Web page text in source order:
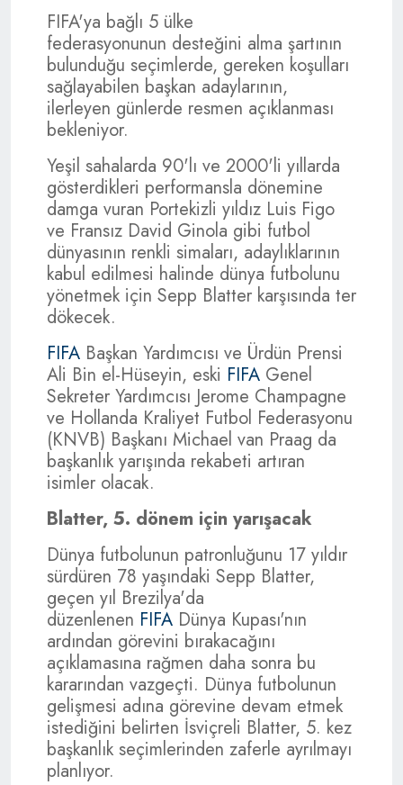
FIFA'ya bağlı 5 ülke
federasyonunun desteğini alma şartının
bulunduğu seçimlerde, gereken koşulları
sağlayabilen başkan adaylarının,
ilerleyen günlerde resmen açıklanması
bekleniyor.
Yeşil sahalarda 90'lı ve 2000'li yıllarda
gösterdikleri performansla dönemine
damga vuran Portekizli yıldız Luis Figo
ve Fransız David Ginola gibi futbol
dünyasının renkli simaları, adaylıklarının
kabul edilmesi halinde dünya futbolunu
yönetmek için Sepp Blatter karşısında ter
dökecek.
FIFA Başkan Yardımcısı ve Ürdün Prensi
Ali Bin el-Hüseyin, eski FIFA Genel
Sekreter Yardımcısı Jerome Champagne
ve Hollanda Kraliyet Futbol Federasyonu
(KNVB) Başkanı Michael van Praag da
başkanlık yarışında rekabeti artıran
isimler olacak.
Blatter, 5. dönem için yarışacak
Dünya futbolunun patronluğunu 17 yıldır
sürdüren 78 yaşındaki Sepp Blatter,
geçen yıl Brezilya'da
düzenlenen FIFA Dünya Kupası'nın
ardından görevini bırakacağını
açıklamasına rağmen daha sonra bu
kararından vazgeçti. Dünya futbolunun
gelişmesi adına görevine devam etmek
istediğini belirten İsviçreli Blatter, 5. kez
başkanlık seçimlerinden zaferle ayrılmayı
planlıyor.